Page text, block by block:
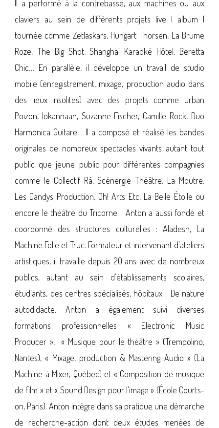
Il a performé à la contrebasse, aux machines ou aux
claviers au sein de différents projets live | album |
tournée comme Zetlaskars, Hungart Thorsen, La Brume
Roze, The Big Shot, Shanghai Karaoké Hôtel, Beretta
Chic… En parallèle, il développe un travail de studio
mobile (enregistrement, mixage, production audio dans
des lieux insolites) avec des projets comme Urban
Poizon, Iokannaan, Suzanne Fischer, Camille Rock, Duo
Harmonica Guitare… Il a composé et réalisé les bandes
originales de nombreux spectacles vivants autant tout
public que jeune public pour différentes compagnies
comme le Collectif Râ, Scénergie Théâtre, La Moutre,
Les Dandys Production, Oh! Arts Etc, La Belle Étoile ou
encore le théâtre du Tricorne… Anton a aussi fondé et
coordonné des structures culturelles : Aladesh, La
Machine Folle et Truc. Formateur et intervenant d’ateliers
artistiques, il travaille depuis 20 ans avec de nombreux
publics, autant au sein d’établissements scolaires,
étudiants, des centres spécialisés, hôpitaux… De nature
autodidacte, Anton a également suivi diverses
formations professionnelles « Electronic Music
Producer »,
« Musique pour le théâtre » (Trempolino,
Nantes), « Mixage, production & Mastering Audio » (La
Machine à Mixer, Québec) et « Composition de musique
de film » et « Sound Design pour l’image » (École Courts-
on, Paris). Anton intègre dans sa pratique une démarche
de recherche-action dont deux études menées de